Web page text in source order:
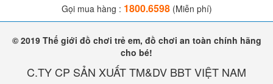
Gọi mua hàng : 1800.6598(Miễn phí)
© 2019 Thế giới đồ chơi trẻ em, đồ chơi an toàn chính hãng
cho bé!
C.TY CP SẢN XUẤT TM&DV BBT VIỆT NAM